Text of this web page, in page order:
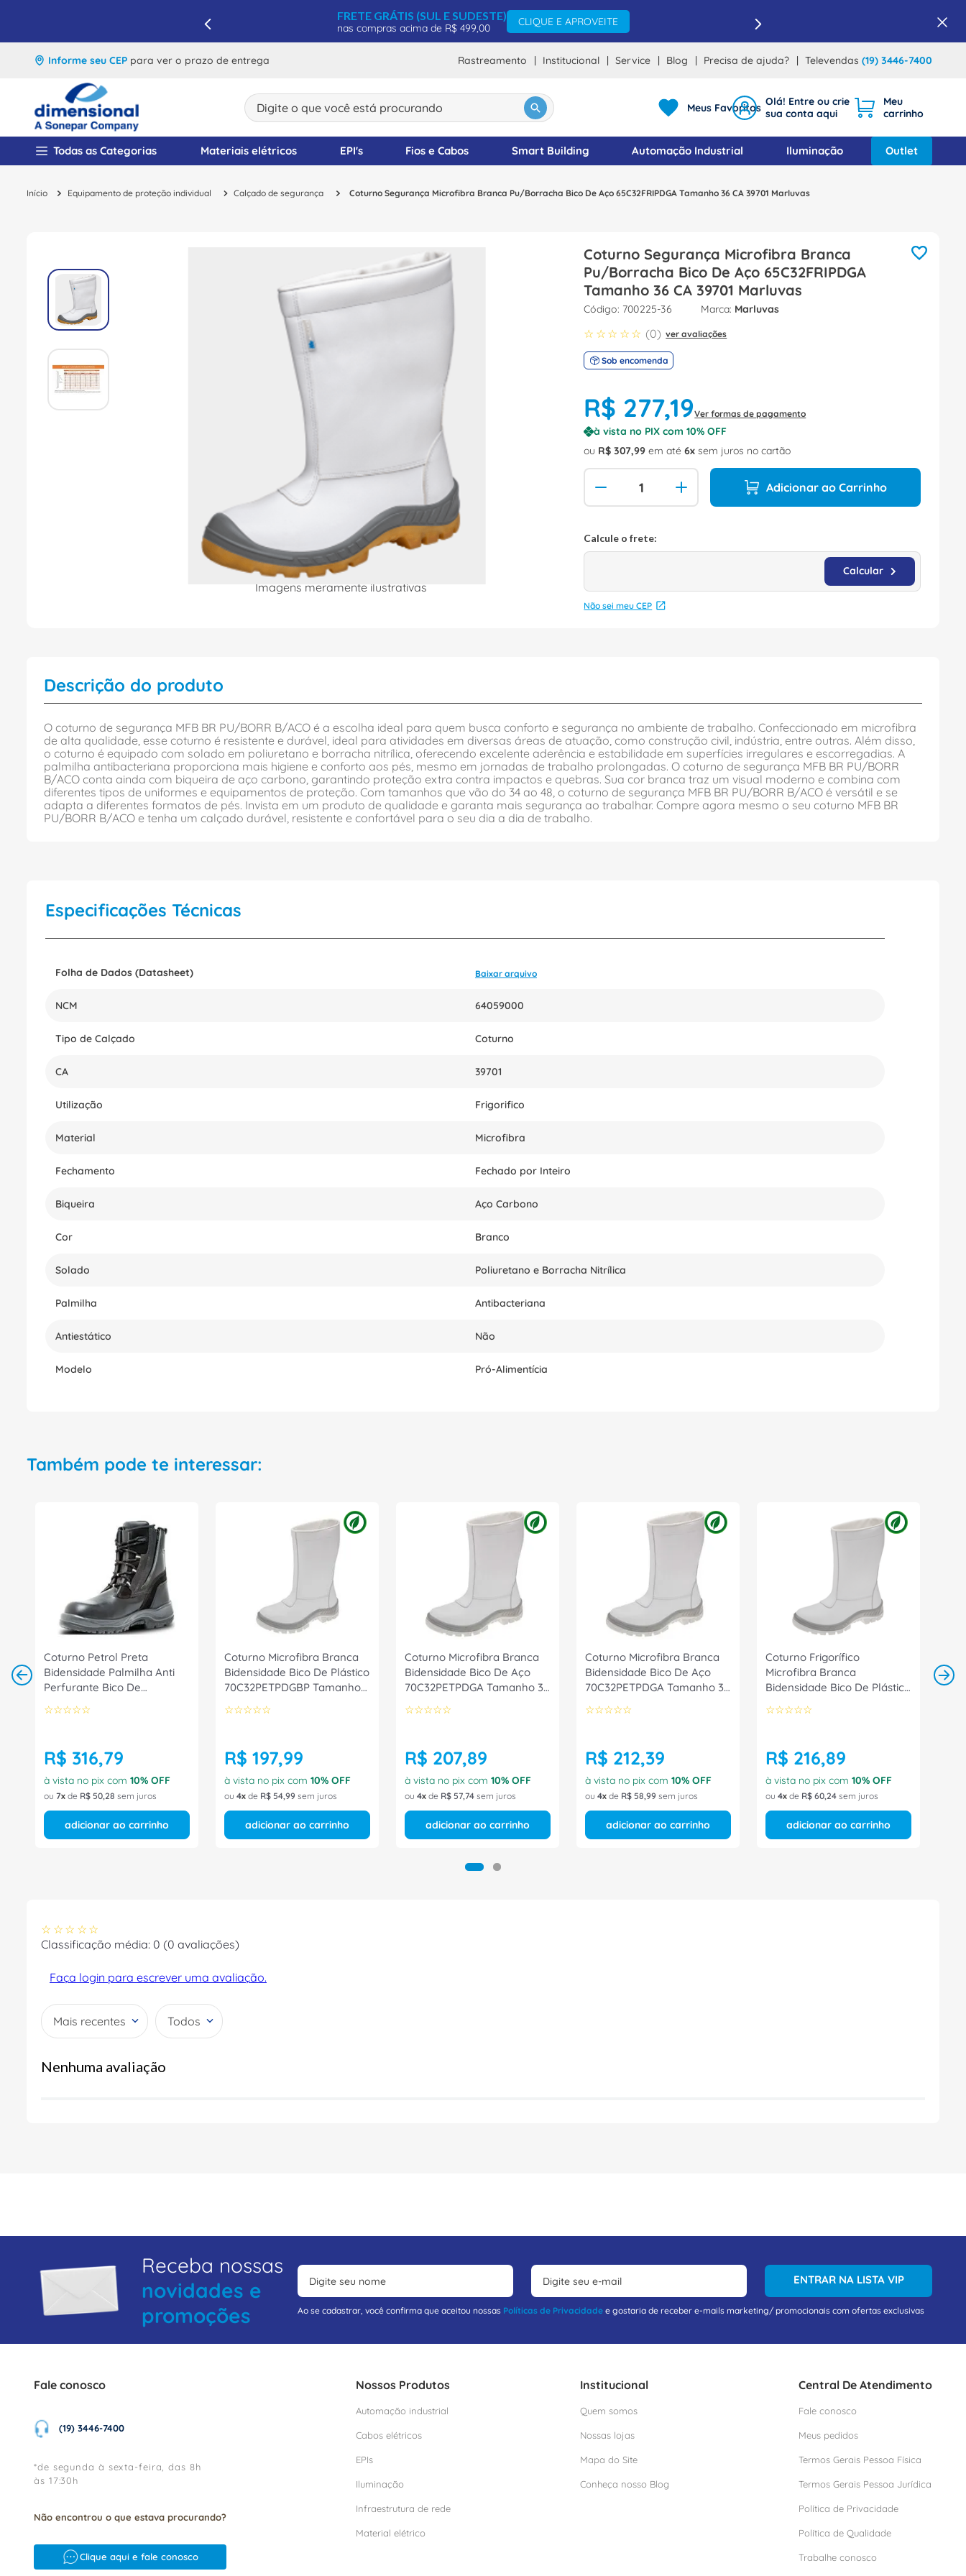
FRETE GRÁTIS (SUL E SUDESTE)
nas compras acima de R$ 499,00
CLIQUE E APROVEITE
Informe seu CEP para ver o prazo de entrega Rastreamento Institucional Service Blog Precisa de ajuda? Televendas (19) 3446-7400
Digite o que você está procurando
Meus Favoritos
Todas as Categorias Materiais elétricos EPI's Fios e Cabos Smart Building Automação Industrial Iluminação Outlet
Equipamento de proteção individual Calçado de segurança Coturno Segurança Microfibra Branca Pu/Borracha Bico De Aço 65C32FRIPDGA Tamanho 36 CA 39701 Marluvas
Imagens meramente ilustrativas
Coturno Segurança Microfibra Branca
Pu/Borracha Bico De Aço 65C32FRIPDGA
Tamanho 36 CA 39701 Marluvas
: 700225-36 Marluvas
☆ ☆ ☆ ☆ ☆ (0) ver avaliações
Sob encomenda
R$ 277,19Ver formas de pagamento
à vista no PIX com10% OFF
ou R$ 307,99 em até6 sem juros no cartão
Adicionar ao Carrinho
Não sei meu CEP
Descrição do produto
O coturno de segurança MFB BR PU/BORR B/ACO é a escolha ideal para quem busca conforto e segurança no ambiente de trabalho. Confeccionado em microfibra
de alta qualidade, esse coturno é resistente e durável, ideal para atividades em diversas áreas de atuação, como construção civil, indústria, entre outras. Além disso,
o coturno é equipado com solado em poliuretano e borracha nitrílica, oferecendo excelente aderência e estabilidade em superfícies irregulares e escorregadias. A
palmilha antibacteriana proporciona mais higiene e conforto aos pés, mesmo em jornadas de trabalho prolongadas. O coturno de segurança MFB BR PU/BORR
B/ACO conta ainda com biqueira de aço carbono, garantindo proteção extra contra impactos e quebras. Sua cor branca traz um visual moderno e combina com
diferentes tipos de uniformes e equipamentos de proteção. Com tamanhos que vão do 34 ao 48, o coturno de segurança MFB BR PU/BORR B/ACO é versátil e se
adapta a diferentes formatos de pés. Invista em um produto de qualidade e garanta mais segurança ao trabalhar. Compre agora mesmo o seu coturno MFB BR
PU/BORR B/ACO e tenha um calçado durável, resistente e confortável para o seu dia a dia de trabalho.
Especificações Técnicas
Folha de Dados (Datasheet) Baixar arquivo
NCM 64059000
Tipo de Calçado Coturno
CA 39701
Utilização Frigorifico
Material Microfibra
Fechamento Fechado por Inteiro
Biqueira Aço Carbono
Cor Branco
Solado Poliuretano e Borracha Nitrílica
Palmilha Antibacteriana
Antiestático Não
Modelo Pró-Alimentícia
Também pode te interessar:
Coturno Petrol Preta
Bidensidade Palmilha Anti
Perfurante Bico De
Composite Cadarço/Zip
4087HTPL1662 Tamanho 38
☆☆☆☆☆
R$ 316,79
à vista no pix com 10% OFF
ou 7 de R$ 50,28 sem juros
adicionar ao carrinho
Coturno Microfibra Branca
Bidensidade Bico De Plástico
70C32PETPDGBP Tamanho
45 CA 31394 Marluvas
☆☆☆☆☆
R$ 197,99
à vista no pix com 10% OFF
ou 4 de R$ 54,99 sem juros
adicionar ao carrinho
Coturno Microfibra Branca
Bidensidade Bico De Aço
70C32PETPDGA Tamanho 37
CA 31802 Marluvas
☆☆☆☆☆
R$ 207,89
à vista no pix com 10% OFF
ou 4 de R$ 57,74 sem juros
adicionar ao carrinho
Coturno Microfibra Branca
Bidensidade Bico De Aço
70C32PETPDGA Tamanho 35
CA 31802 Marluvas
☆☆☆☆☆
R$ 212,39
à vista no pix com 10% OFF
ou 4 de R$ 58,99 sem juros
adicionar ao carrinho
Coturno Frigorífico
Microfibra Branca
Bidensidade Bico De Plástico
70C32FRIPDGBP Tamanho
33 CA 32208 Marluvas
☆☆☆☆☆
R$ 216,89
à vista no pix com 10% OFF
ou 4 de R$ 60,24 sem juros
adicionar ao carrinho
☆ ☆ ☆ ☆ ☆
Classificação média: 0 (0 avaliações)
Faça login para escrever uma avaliação.
Mais recentes Todos
Nenhuma avaliação
Receba nossas
novidades e
promoções
ENTRAR NA LISTA VIP
Ao se cadastrar, você confirma que aceitou nossas Políticas de Privacidade e gostaria de receber e-mails marketing/ promocionais com ofertas exclusivas
Fale conosco
(19) 3446-7400
*de segunda à sexta-feira, das 8h
às 17:30h
Não encontrou o que estava procurando?
Clique aqui e fale conosco
Nossos Produtos
Automação industrial
Cabos elétricos
EPIs
Iluminação
Infraestrutura de rede
Material elétrico
Institucional
Quem somos
Nossas lojas
Mapa do Site
Conheça nosso Blog
Central De Atendimento
Fale conosco
Meus pedidos
Termos Gerais Pessoa Física
Termos Gerais Pessoa Jurídica
Política de Privacidade
Política de Qualidade
Trabalhe conosco
1º disjuntor
º cabo flexivel
barramento
fita isolante
orion schneider
caixa passagem